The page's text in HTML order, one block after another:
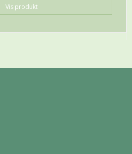
Vis produkt